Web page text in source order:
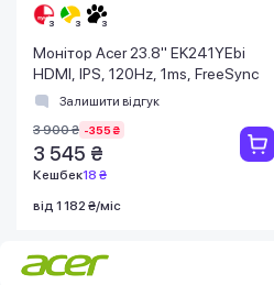
Монітор Acer 23.8" EK241YEbi
HDMI, IPS, 120Hz, 1ms, FreeSync
Залишити відгук
3 900 ₴ -355 ₴
3 545 ₴
Кешбек18 ₴
від 1 182 ₴/міс